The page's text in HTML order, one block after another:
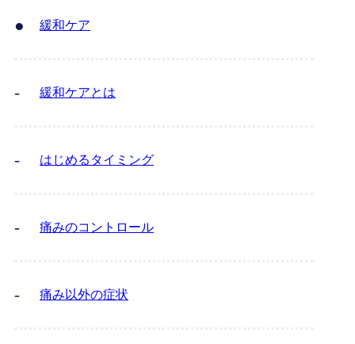
緩和ケア
緩和ケアとは
はじめるタイミング
痛みのコントロール
痛み以外の症状